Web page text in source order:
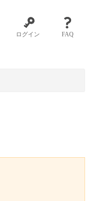
ログイン FAQ